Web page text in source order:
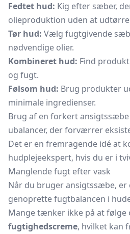
Fedtet hud: Kig efter sæber,
olieproduktion uden at
Tør hud: Vælg fugtgivende
nødvendige olier.
Kombineret hud: Find
og fugt.
Følsom hud: Brug produkter
minimale ingredienser.
Brug af en forkert
ubalancer, der forværrer
Det er en fremragende idé at
hudplejeekspert, hvis du er i
Manglende fugt efter vask
Når du bruger ansigtssæbe,
genoprette fugtbalancen i
Mange tænker ikke på at følge
fugtighedscreme, hvilket kan